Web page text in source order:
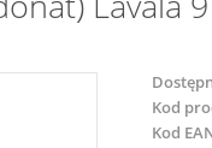
Kod
Kod